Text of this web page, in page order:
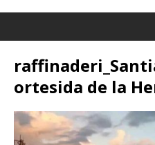
ortesida de la